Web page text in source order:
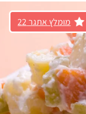
מומלץ אתגר 22